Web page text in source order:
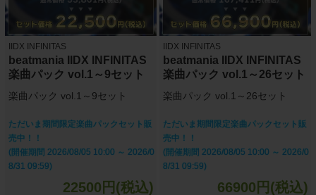
IIDX INFINITAS
beatmania IIDX INFINITAS
楽曲パック vol.1～9セット
楽曲パック vol.1～9セット
ただいま期間限定楽曲パックセット販
売中！！
(開催期間 2026/08/05 10:00 ～ 2026/0
8/31 09:59)
22500円(税込)
IIDX INFINITAS
beatmania IIDX INFINITAS
楽曲パック vol.1～26セット
楽曲パック vol.1～26セット
ただいま期間限定楽曲パックセット販
売中！！
(開催期間 2026/08/05 10:00 ～ 2026/0
8/31 09:59)
66900円(税込)